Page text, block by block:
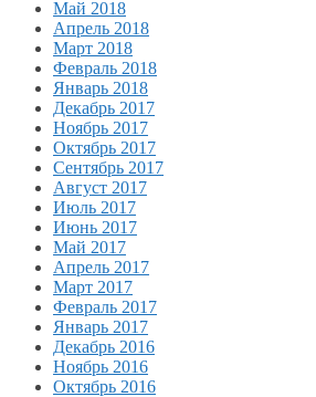
Май 2018
Апрель 2018
Март 2018
Февраль 2018
Январь 2018
Декабрь 2017
Ноябрь 2017
Октябрь 2017
Сентябрь 2017
Август 2017
Июль 2017
Июнь 2017
Май 2017
Апрель 2017
Март 2017
Февраль 2017
Январь 2017
Декабрь 2016
Ноябрь 2016
Октябрь 2016